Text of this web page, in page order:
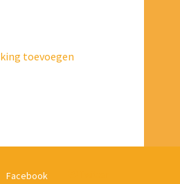
toevoegen
Facebook